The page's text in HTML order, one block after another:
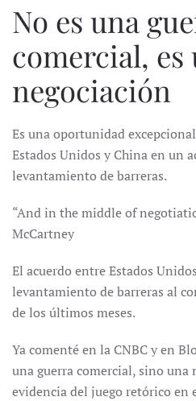
No es una
comercial, es
negociación
Es una oportunidad
Estados Unidos y China en un
levantamiento de barreras.
“And in the middle of
McCartney
El acuerdo entre Estados
levantamiento de barreras al
de los últimos meses.
Ya comenté en la CNBC y en
una guerra comercial, sino una
evidencia del juego retórico en